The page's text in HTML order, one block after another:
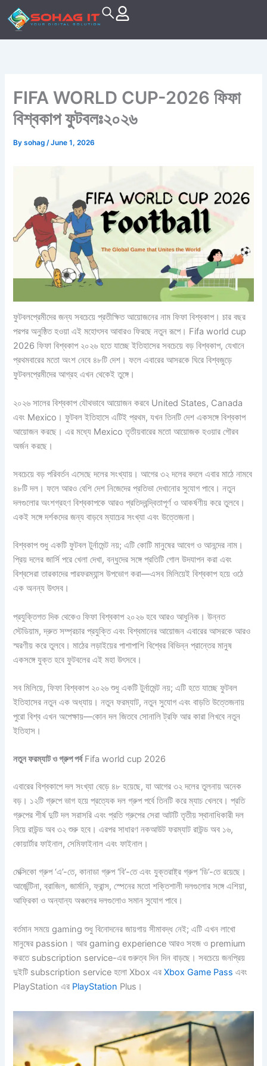
to
FIFA WORLD CUP-2026 ফিফা
বিশ্বকাপ ফুটবলঃ২০২৬
Bysohag/June 1, 2026
ফুটবলপ্রেমীদের জন্য সবচেয়ে প্রতীক্ষিত আয়োজনের নাম ফিফা বিশ্বকাপ। চার বছর
পরপর অনুষ্ঠিত হওয়া এই মহোৎসব আবারও ফিরছে নতুন রূপে। Fifa world cup
2026 ফিফা বিশ্বকাপ ২০২৬ হতে যাচ্ছে ইতিহাসের সবচেয়ে বড় বিশ্বকাপ, যেখানে
প্রথমবারের মতো অংশ নেবে ৪৮টি দেশ। ফলে এবারের আসরকে ঘিরে বিশ্বজুড়ে
ফুটবলপ্রেমীদের আগ্রহ এখন থেকেই তুঙ্গে।
২০২৬ সালের বিশ্বকাপ যৌথভাবে আয়োজন করবে United States, Canada
এবং Mexico। ফুটবল ইতিহাসে এটিই প্রথম, যখন তিনটি দেশ একসঙ্গে বিশ্বকাপ
আয়োজন করছে। এর মধ্যে Mexico তৃতীয়বারের মতো আয়োজক হওয়ার গৌরব
অর্জন করছে।
সবচেয়ে বড় পরিবর্তন এসেছে দলের সংখ্যায়। আগের ৩২ দলের বদলে এবার মাঠে নামবে
৪৮টি দল। ফলে আরও বেশি দেশ নিজেদের প্রতিভা দেখানোর সুযোগ পাবে। নতুন
দলগুলোর অংশগ্রহণ বিশ্বকাপকে আরও প্রতিদ্বন্দ্বিতাপূর্ণ ও আকর্ষণীয় করে তুলবে।
একই সঙ্গে দর্শকদের জন্য বাড়বে ম্যাচের সংখ্যা এবং উত্তেজনা।
বিশ্বকাপ শুধু একটি ফুটবল টুর্নামেন্ট নয়; এটি কোটি মানুষের আবেগ ও আনন্দের নাম।
প্রিয় দলের জার্সি পরে খেলা দেখা, বন্ধুদের সঙ্গে প্রতিটি গোল উদযাপন করা এবং
বিশ্বসেরা তারকাদের পারফরম্যান্স উপভোগ করা—এসব মিলিয়েই বিশ্বকাপ হয়ে ওঠে
এক অনন্য উৎসব।
প্রযুক্তিগত দিক থেকেও ফিফা বিশ্বকাপ ২০২৬ হবে আরও আধুনিক। উন্নত
স্টেডিয়াম, দ্রুত সম্প্রচার প্রযুক্তি এবং বিশ্বমানের আয়োজন এবারের আসরকে আরও
স্মরণীয় করে তুলবে। মাঠের লড়াইয়ের পাশাপাশি বিশ্বের বিভিন্ন প্রান্তের মানুষ
একসঙ্গে যুক্ত হবে ফুটবলের এই মহা উৎসবে।
সব মিলিয়ে, ফিফা বিশ্বকাপ ২০২৬ শুধু একটি টুর্নামেন্ট নয়; এটি হতে যাচ্ছে ফুটবল
ইতিহাসের নতুন এক অধ্যায়। নতুন ফরম্যাট, নতুন সুযোগ এবং বাড়তি উত্তেজনায়
পুরো বিশ্ব এখন অপেক্ষায়—কোন দল জিতবে সোনালি ট্রফি আর কারা লিখবে নতুন
ইতিহাস।
নতুন ফরম্যাট ও গ্রুপ পর্বFifa world cup 2026
এবারের বিশ্বকাপে দল সংখ্যা বেড়ে ৪৮ হয়েছে, যা আগের ৩২ দলের তুলনায় অনেক
বড়। ১২টি গ্রুপে ভাগ হয়ে প্রত্যেক দল গ্রুপ পর্বে তিনটি করে ম্যাচ খেলবে। প্রতি
গ্রুপের শীর্ষ দুটি দল সরাসরি এবং প্রতি গ্রুপের সেরা আটটি তৃতীয় স্থানাধিকারী দল
নিয়ে রাউন্ড অব ৩২ শুরু হবে। এরপর সাধারণ নকআউট ফরম্যাট রাউন্ড অব ১৬,
কোয়ার্টার ফাইনাল, সেমিফাইনাল এবং ফাইনাল।
মেক্সিকো গ্রুপ ‘এ’-তে, কানাডা গ্রুপ ‘বি’-তে এবং যুক্তরাষ্ট্র গ্রুপ ‘ডি’-তে রয়েছে।
আর্জেন্টিনা, ব্রাজিল, জার্মানি, ফ্রান্স, স্পেনের মতো শক্তিশালী দলগুলোর সঙ্গে এশিয়া,
আফ্রিকা ও অন্যান্য অঞ্চলের দলগুলোও সমান সুযোগ পাবে।
বর্তমান সময়ে gaming শুধু বিনোদনের জায়গায় সীমাবদ্ধ নেই; এটি এখন লাখো
মানুষের passion। আর gaming experience আরও সহজ ও premium
করতে subscription service-এর গুরুত্ব দিন দিন বাড়ছে। সবচেয়ে জনপ্রিয়
দুইটি subscription service হলো Xbox এরXbox Game Pass এবং
PlayStation এর PlayStation Plus।